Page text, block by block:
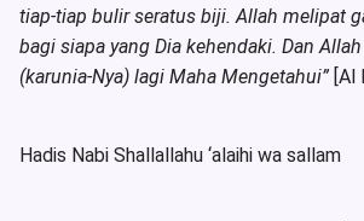
tiap-tiap bulir seratus biji. Allah melipat
bagi siapa yang Dia kehendaki. Dan
(karunia-Nya) lagi Maha Mengetahui” [Al
Hadis Nabi Shallallahu ‘alaihi wa sallam